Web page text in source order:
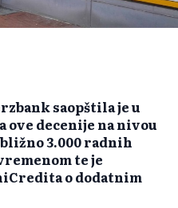
saopštila je u
ove decenije na nivou
3.000 radnih
te je
o dodatnim